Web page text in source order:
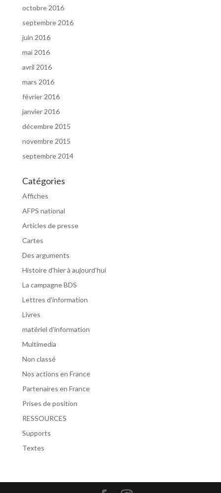
octobre 2016
septembre 2016
juin 2016
mai 2016
avril 2016
mars 2016
février 2016
janvier 2016
décembre 2015
novembre 2015
septembre 2014
Catégories
Affiches
AFPS national
Articles de presse
Cartes
Des arguments
Histoire d'hier à aujourd'hui
La campagne BDS
Lettres d'information
Livres
matériel d'information
Multimedia
Non classé
Nos actions en France
Partenaires en France
Prises de position
RESSOURCES
Supports
Textes